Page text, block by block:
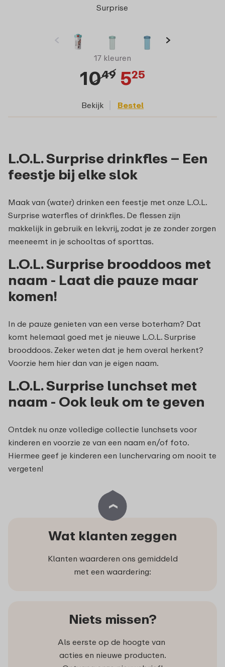
Surprise
17 kleuren
1049 525
Bekijk Bestel
L.O.L. Surprise drinkfles – Een
feestje bij elke slok
Maak van (water) drinken een feestje met onze L.O.L.
Surprise waterfles of drinkfles. De flessen zijn
makkelijk in gebruik en lekvrij, zodat je ze zonder zorgen
meeneemt in je schooltas of sporttas.
L.O.L. Surprise brooddoos met
naam - Laat die pauze maar
komen!
In de pauze genieten van een verse boterham? Dat
komt helemaal goed met je nieuwe L.O.L. Surprise
brooddoos. Zeker weten dat je hem overal herkent?
Voorzie hem hier dan van je eigen naam.
L.O.L. Surprise lunchset met
naam - Ook leuk om te geven
Ontdek nu onze volledige collectie lunchsets voor
kinderen en voorzie ze van een naam en/of foto.
Hiermee geef je kinderen een lunchervaring om nooit te
vergeten!
Wat klanten zeggen
Klanten waarderen ons gemiddeld
met een waardering:
Niets missen?
Als eerste op de hoogte van
acties en nieuwe producten.